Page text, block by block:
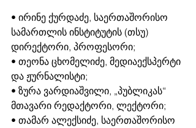
• ირინე ქურდაძე, საერთაშორისო
სამართლის ინსტიტუტის (თსუ)
დირექტორი, პროფესორი;
• თეონა ცხომელიძე, მედიაექსპერტი
და ჟურნალისტი;
• ზურა ვარდიაშვილი, „პუბლიკას“
მთავარი რედაქტორი, ლექტორი;
• თამარ ალექსიძე, საერთაშორისო